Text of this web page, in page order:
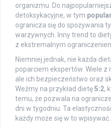
organizmu. Do
detoksykacyjne, w tym
ogranicza się do spożywania
warzywnych. Inny trend to
z ekstremalnym
Niemniej jednak, nie każda
poparciem ekspertów. Wiele z
ale ich bezpieczeństwo oraz
Weźmy na przykład dietę5:2,
temu, że pozwala na
dni w tygodniu. Ta
każdy może się w to wpisywać.